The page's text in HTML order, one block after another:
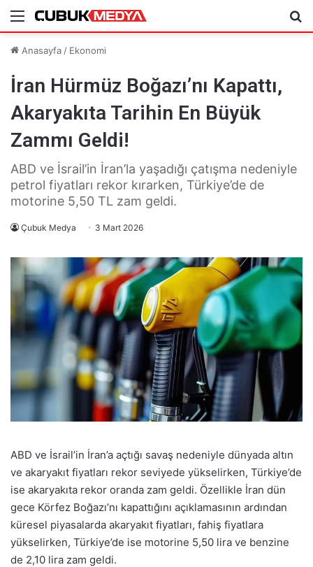
Menü
Anasayfa / Ekonomi
İran Hürmüz Boğazı’nı Kapattı,
Akaryakıta Tarihin En Büyük
Zammı Geldi!
ABD ve İsrail’in İran’la yaşadığı çatışma nedeniyle
petrol fiyatları rekor kırarken, Türkiye’de de
motorine 5,50 TL zam geldi.
Çubuk Medya 3 Mart 2026
ABD ve İsrail’in İran’a açtığı savaş nedeniyle dünyada altın
ve akaryakıt fiyatları rekor seviyede yükselirken, Türkiye’de
ise akaryakıta rekor oranda zam geldi. Özellikle İran dün
gece Körfez Boğazı’nı kapattığını açıklamasının ardından
küresel piyasalarda akaryakıt fiyatları, fahiş fiyatlara
yükselirken, Türkiye’de ise motorine 5,50 lira ve benzine
de 2,10 lira zam geldi.